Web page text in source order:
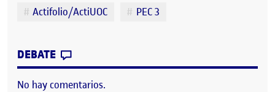
Etiquetas
Actifolio/ActiUOC PEC 3
DEBATE
No hay comentarios.